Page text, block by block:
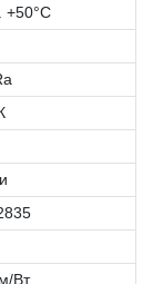
+50°С
Вт